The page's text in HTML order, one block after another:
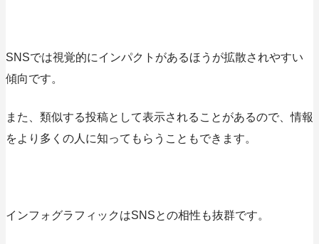
SNSでは視覚的にインパクトがあるほうが拡散されやすい
傾向です。
また、類似する投稿として表示されることがあるので、情報
をより多くの人に知ってもらうこともできます。
インフォグラフィックはSNSとの相性も抜群です。